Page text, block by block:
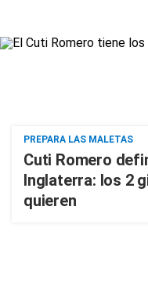
PREPARA LAS MALETAS
Cuti Romero
Inglaterra: los 2
quieren